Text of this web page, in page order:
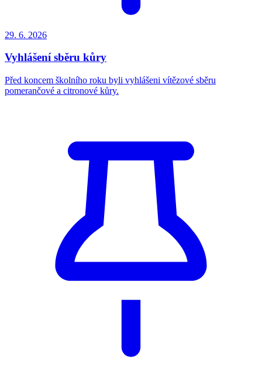
29. 6. 2026
Vyhlášení sběru kůry
Před koncem školního roku byli vyhlášeni vítězové sběru
pomerančové a citronové kůry.